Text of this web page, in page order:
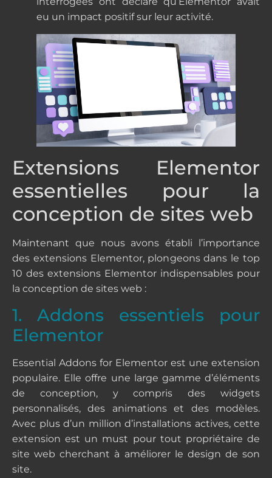
eu un impact positif sur leur activité.
Extensions Elementor
essentielles pour la
conception de sites web
Maintenant que nous avons établi l’importance
des extensions Elementor, plongeons dans le top
10 des extensions Elementor indispensables pour
la conception de sites web :
1. Addons essentiels pour
Elementor
Essential Addons for Elementor est une extension
populaire. Elle offre une large gamme d’éléments
de conception, y compris des widgets
personnalisés, des animations et des modèles.
Avec plus d’un million d’installations actives, cette
extension est un must pour tout propriétaire de
site web cherchant à améliorer le design de son
site.